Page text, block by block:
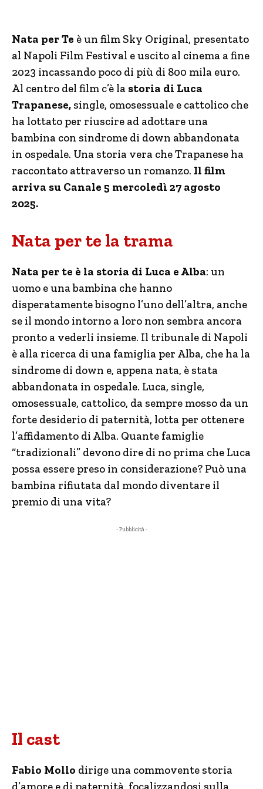
Nata per Te è un film Sky Original, presentato
al Napoli Film Festival e uscito al cinema a fine
2023 incassando poco di più di 800 mila euro.
Al centro del film c’è la storia di Luca
Trapanese, single, omosessuale e cattolico che
ha lottato per riuscire ad adottare una
bambina con sindrome di down abbandonata
in ospedale. Una storia vera che Trapanese ha
raccontato attraverso un romanzo. Il film
arriva su Canale 5 mercoledì 27 agosto
2025.
Nata per te la trama
Nata per te è la storia di Luca e Alba: un
uomo e una bambina che hanno
disperatamente bisogno l’uno dell’altra, anche
se il mondo intorno a loro non sembra ancora
pronto a vederli insieme. Il tribunale di Napoli
è alla ricerca di una famiglia per Alba, che ha la
sindrome di down e, appena nata, è stata
abbandonata in ospedale. Luca, single,
omosessuale, cattolico, da sempre mosso da un
forte desiderio di paternità, lotta per ottenere
l’affidamento di Alba. Quante famiglie
“tradizionali” devono dire di no prima che Luca
possa essere preso in considerazione? Può una
bambina rifiutata dal mondo diventare il
premio di una vita?
- Pubblicità -
Il cast
Fabio Mollo dirige una commovente storia